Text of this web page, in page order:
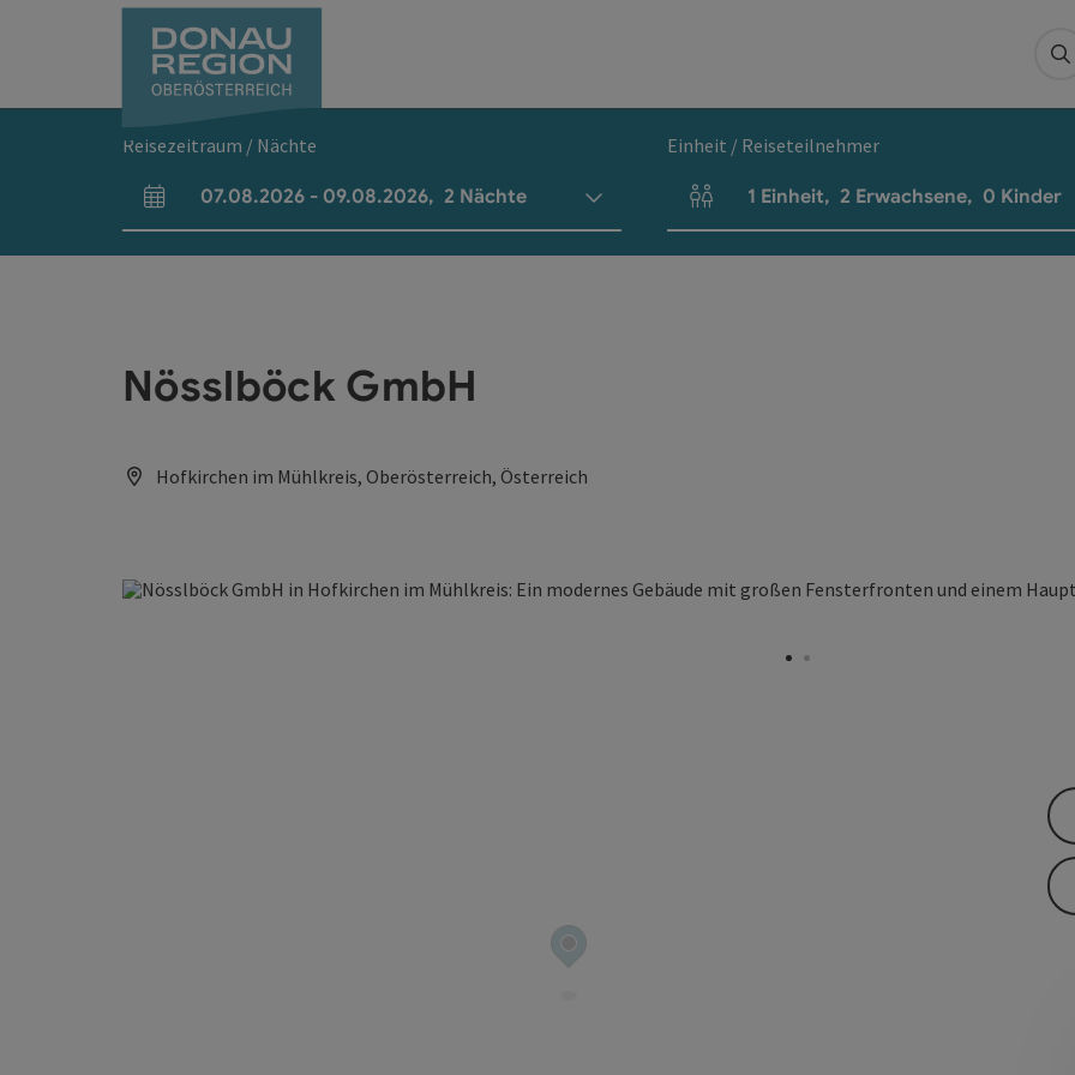
Reisezeitraum / Nächte
An- und Abreisefelder
07.08.2026 - 09.08.2026, 2 Nächte
Einheit / Reiseteilnehmer
Einheitenanzahl und Personenfelder
1 Einheit, 2 Erwachsene, 0 Kinder
Nösslböck GmbH
Hofkirchen im Mühlkreis, Oberösterreich, Österreich